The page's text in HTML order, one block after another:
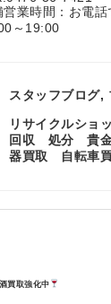
営業時間：お電話
～19:00
カ
ゴ
リ
ー
スタッフブログ,
タ
グ
リサイクルシ
回収 処分 貴
器買取 自転車
買取強化中